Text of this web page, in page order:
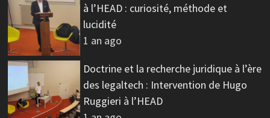
à l’HEAD : curiosité, méthode et
lucidité
1 an ago
Doctrine et la recherche juridique à l’ère
des legaltech : Intervention de Hugo
Ruggieri à l’HEAD